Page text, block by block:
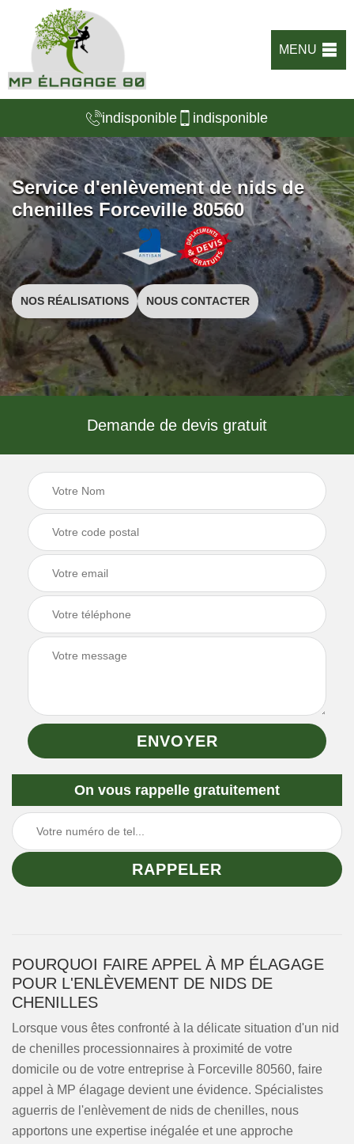
MENU
indisponible indisponible
Service d'enlèvement de nids de
chenilles Forceville 80560
NOS RÉALISATIONS NOUS CONTACTER
Demande de devis gratuit
On vous rappelle gratuitement
POURQUOI FAIRE APPEL À MP ÉLAGAGE
POUR L'ENLÈVEMENT DE NIDS DE
CHENILLES
Lorsque vous êtes confronté à la délicate situation d'un nid
de chenilles processionnaires à proximité de votre
domicile ou de votre entreprise à Forceville 80560, faire
appel à MP élagage devient une évidence. Spécialistes
aguerris de l'enlèvement de nids de chenilles, nous
apportons une expertise inégalée et une approche